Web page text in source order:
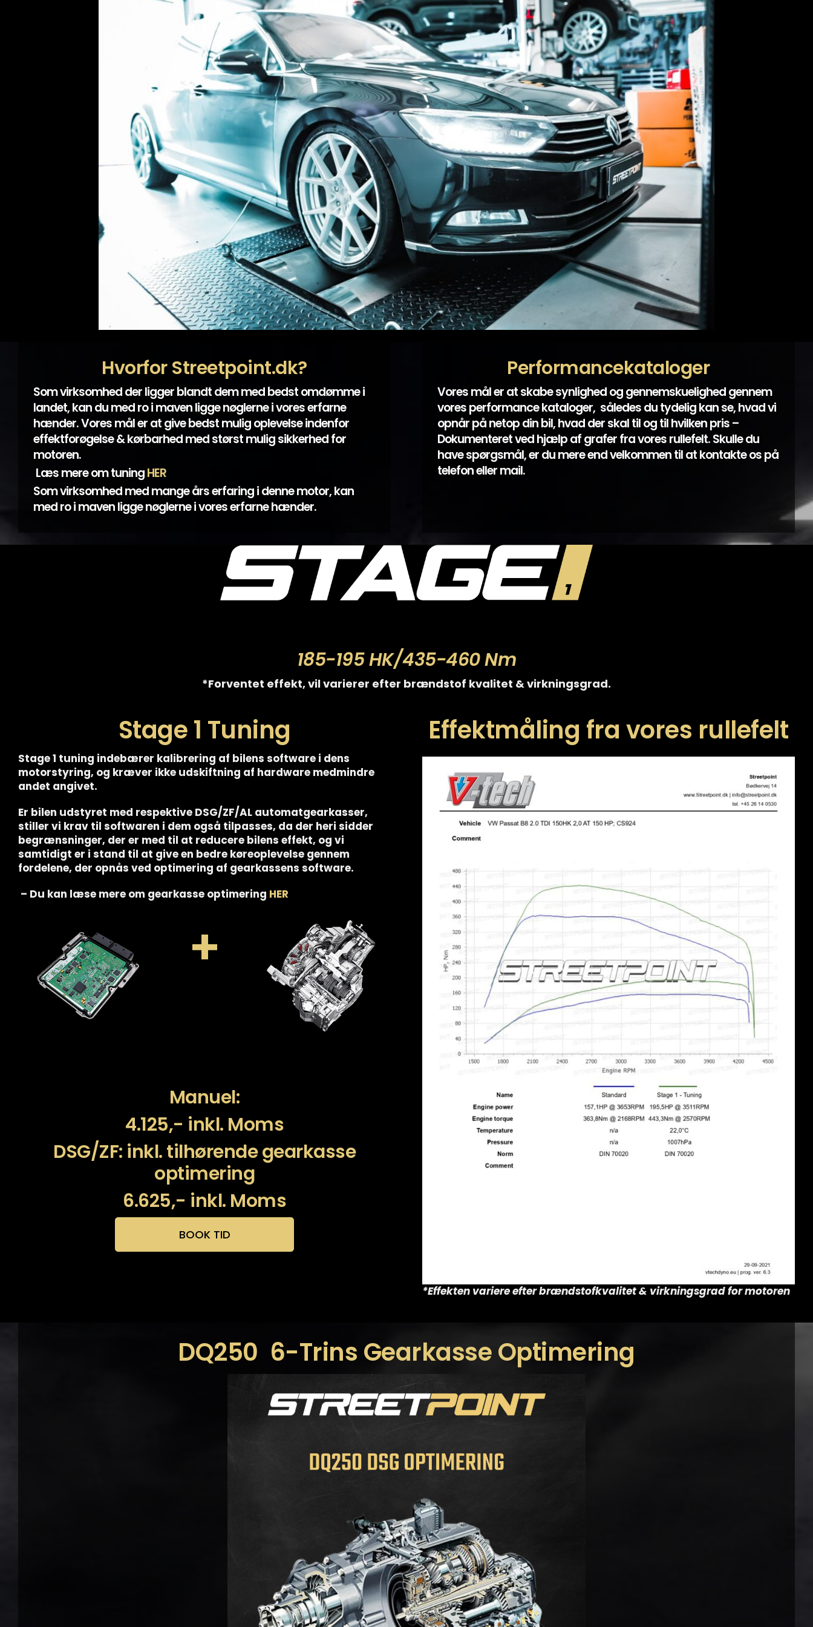
Hvorfor Streetpoint.dk?
Som virksomhed der ligger blandt dem med bedst omdømme i
landet, kan du med ro i maven ligge nøglerne i vores erfarne
hænder. Vores mål er at give bedst mulig oplevelse indenfor
effektforøgelse & kørbarhed med størst mulig sikkerhed for
motoren.
Læs mere om tuningHER
Som virksomhed med mange års erfaring i denne motor, kan
med ro i maven ligge nøglerne i vores erfarne hænder.
Performancekataloger
Vores mål er at skabe synlighed og gennemskuelighed gennem
vores performance kataloger, således du tydelig kan se, hvad vi
opnår på netop din bil, hvad der skal til og til hvilken pris –
Dokumenteret ved hjælp af grafer fra vores rullefelt. Skulle du
have spørgsmål, er du mere end velkommen til at kontakte os på
telefon eller mail.
185-195 HK/435-460 Nm
*Forventet effekt, vil varierer efter brændstof kvalitet & virkningsgrad.
Stage 1 Tuning
Stage 1 tuning indebærer kalibrering af bilens software i dens
motorstyring, og kræver ikke udskiftning af hardware medmindre
andet angivet.
Er bilen udstyret med respektive DSG/ZF/AL automatgearkasser,
stiller vi krav til softwaren i dem også tilpasses, da der heri sidder
begrænsninger, der er med til at reducere bilens effekt, og vi
samtidigt er i stand til at give en bedre køreoplevelse gennem
fordelene, der opnås ved optimering af gearkassens software.
– Du kan læse mere om gearkasse optimering HER
+
Manuel:
4.125,- inkl. Moms
DSG/ZF: inkl. tilhørende gearkasse
optimering
6.625,- inkl. Moms
BOOK TID
Effektmåling fra vores rullefelt
*Effekten variere efter brændstofkvalitet & virkningsgrad for motoren
DQ250 6-Trins Gearkasse Optimering